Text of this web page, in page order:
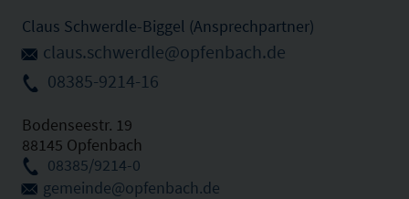
Claus Schwerdle-Biggel (Ansprechpartner)
claus.schwerdle@opfenbach.de
08385-9214-16
Bodenseestr. 19
88145 Opfenbach
08385/9214-0
gemeinde@opfenbach.de